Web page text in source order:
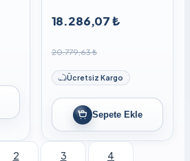
18.286,07 ₺
20.779,63 ₺
Ücretsiz Kargo
Sepete Ekle
2 3 4